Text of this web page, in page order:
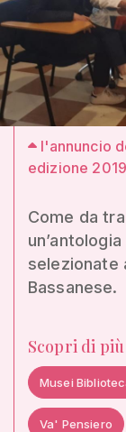
l'annuncio
edizione 2019
Come da
selezionate
Bassanese.
Scopri di
Musei
Va' Pensiero